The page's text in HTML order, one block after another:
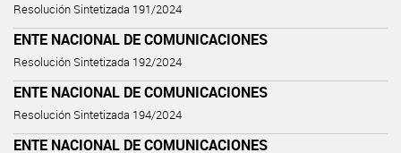
Resolución Sintetizada 191/2024
ENTE NACIONAL DE COMUNICACIONES
Resolución Sintetizada 192/2024
ENTE NACIONAL DE COMUNICACIONES
Resolución Sintetizada 194/2024
ENTE NACIONAL DE COMUNICACIONES